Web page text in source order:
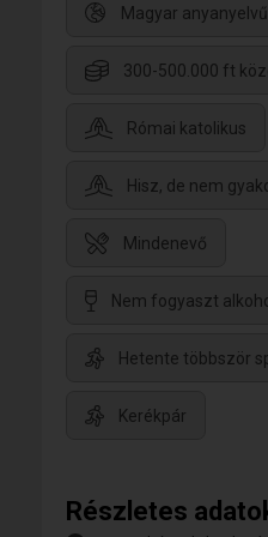
Magyar anyanyelvű
300-500.000 ft
Római katolikus
Hisz, de nem
Mindenevő
Nem fogyaszt
Hetente többször
Kerékpár
Részletes